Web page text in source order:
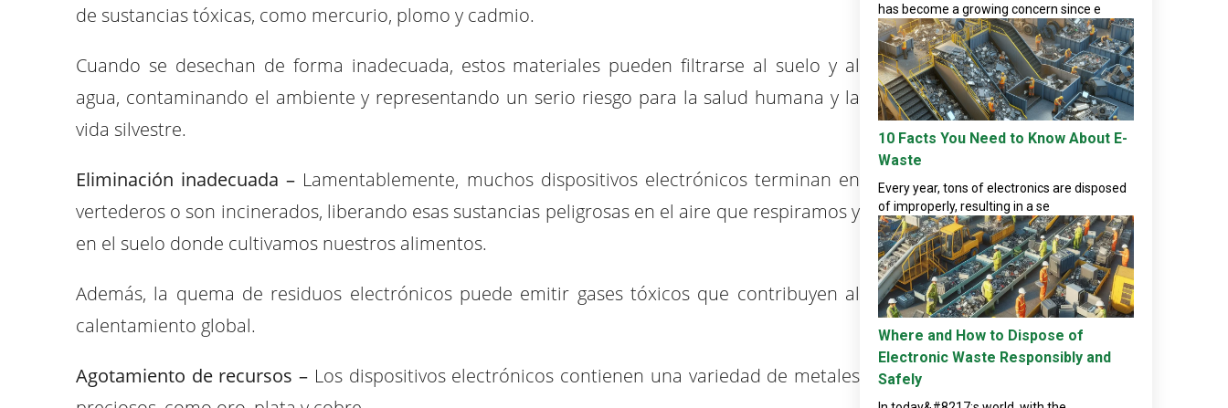
de sustancias tóxicas, como mercurio, plomo y cadmio.
Cuando se desechan de forma inadecuada, estos materiales pueden filtrarse al suelo y al
agua, contaminando el ambiente y representando un serio riesgo para la salud humana y la
vida silvestre.
Eliminación inadecuada – Lamentablemente, muchos dispositivos electrónicos terminan en
vertederos o son incinerados, liberando esas sustancias peligrosas en el aire que respiramos y
en el suelo donde cultivamos nuestros alimentos.
Además, la quema de residuos electrónicos puede emitir gases tóxicos que contribuyen al
calentamiento global.
Agotamiento de recursos – Los dispositivos electrónicos contienen una variedad de metales
has become a growing concern since e
10 Facts You Need to Know About E-
Waste
Every year, tons of electronics are disposed
of improperly, resulting in a se
Where and How to Dispose of
Electronic Waste Responsibly and
Safely